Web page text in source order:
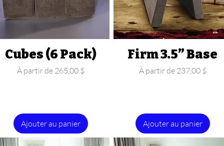
Aperçu rapide
Cubes (6 Pack)
À partir de 265,00 $
Prix promotionnel
Ajouter au panier
Aperçu rapide
Firm 3.5” Base
À partir de 237,00 $
Prix promotionnel
Ajouter au panier